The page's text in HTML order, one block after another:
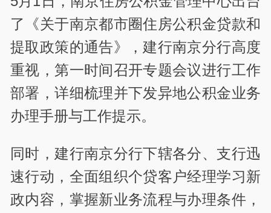
了《关于南京都市圈住房公积金贷款和
提取政策的通告》，建行南京分行高度
重视，第一时间召开专题会议进行工作
部署，详细梳理并下发异地公积金业务
办理手册与工作提示。
同时，建行南京分行下辖各分、支行迅
速行动，全面组织个贷客户经理学习新
政内容，掌握新业务流程与办理条件，